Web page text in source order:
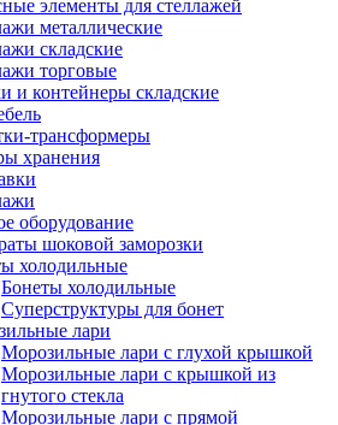
элементы для стеллажей
металлические
складские
торговые
и контейнеры складские
трансформеры
хранения
оборудование
шоковой заморозки
холодильные
Бонеты холодильные
Суперструктуры для бонет
лари
Морозильные лари с глухой крышкой
Морозильные лари с крышкой из
гнутого стекла
Морозильные лари с прямой